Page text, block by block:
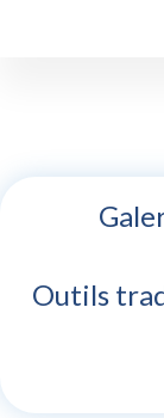
Outils